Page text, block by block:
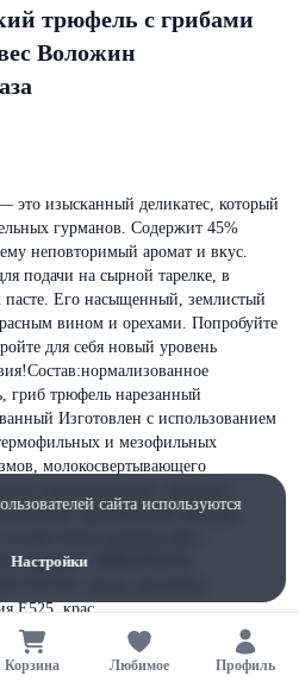
трюфель с грибами
Воложин
изысканный деликатес, который
гурманов. Содержит 45%
неповторимый аромат и вкус.
подачи на сырной тарелке, в
пасте. Его насыщенный, землистый
вином и орехами. Попробуйте
для себя новый уровень
гриб трюфель нарезанный
Изготовлен с использованием
и мезофильных
молокосвертывающего
кальция, ферментный препарат
белка куриных яиц –
пищевой «КРАСИТЕЛЬ
01» (вода, регулятор
Е525, крас
Корзина Любимое Профиль
сайта используются
Настройки